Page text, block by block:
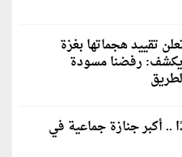
تقييد هجماتها بغزة
يكشف: رفضنا مسودة
.. أكبر جنازة جماعية في